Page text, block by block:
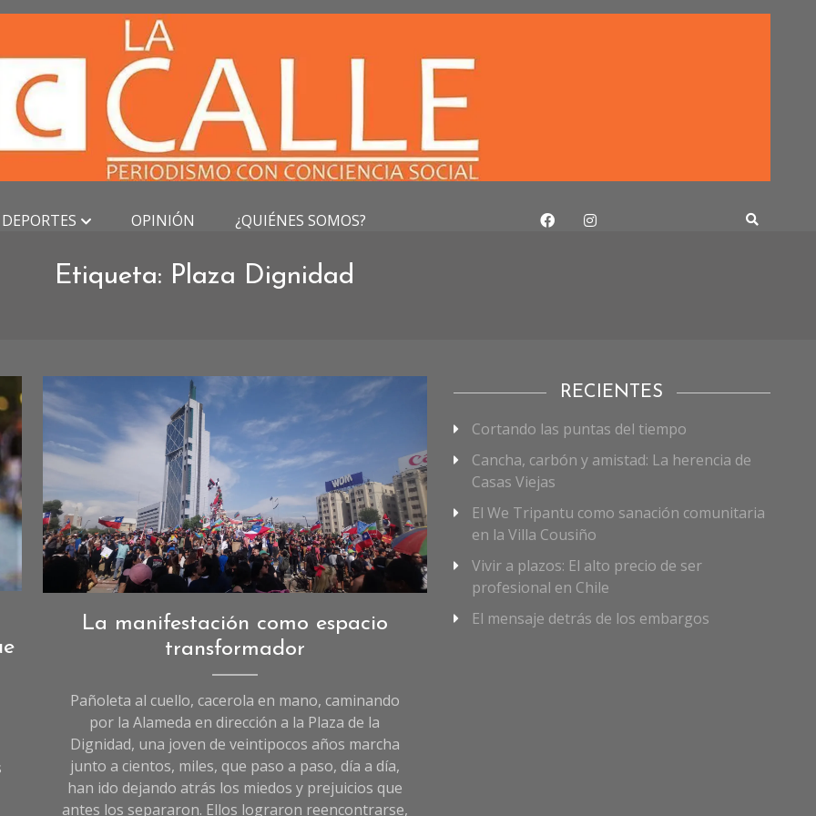
DEPORTES OPINIÓN ¿QUIÉNES SOMOS?
Etiqueta: Plaza Dignidad
Crónicas
de
La manifestación como espacio
transformador
Pañoleta al cuello, cacerola en mano, caminando
por la Alameda en dirección a la Plaza de la
Dignidad, una joven de veintipocos años marcha
junto a cientos, miles, que paso a paso, día a día,
han ido dejando atrás los miedos y prejuicios que
antes los separaron. Ellos lograron reencontrarse,
RECIENTES
Cortando las puntas del tiempo
Cancha, carbón y amistad: La herencia de
Casas Viejas
El We Tripantu como sanación comunitaria
en la Villa Cousiño
Vivir a plazos: El alto precio de ser
profesional en Chile
El mensaje detrás de los embargos